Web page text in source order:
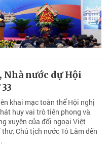
nước dự Hội
khai mạc toàn thể Hội nghị
huy vai trò tiên phong và
xuyên của đối ngoại Việt
Chủ tịch nước Tô Lâm đến